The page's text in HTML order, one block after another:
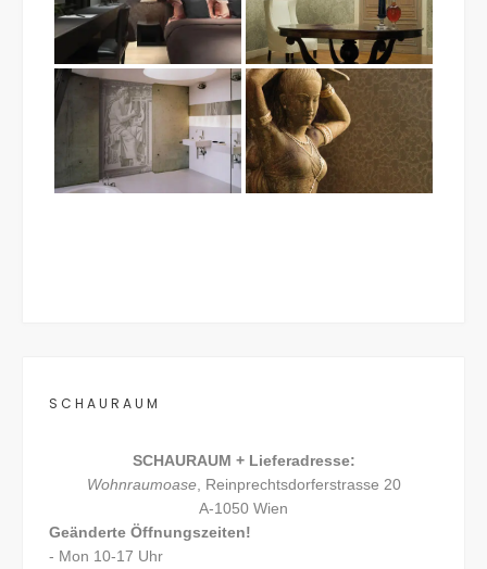
SCHAURAUM
SCHAURAUM + Lieferadresse:
Wohnraumoase, Reinprechtsdorferstrasse 20
A-1050 Wien
Geänderte Öffnungszeiten!
- Mon 10-17 Uhr